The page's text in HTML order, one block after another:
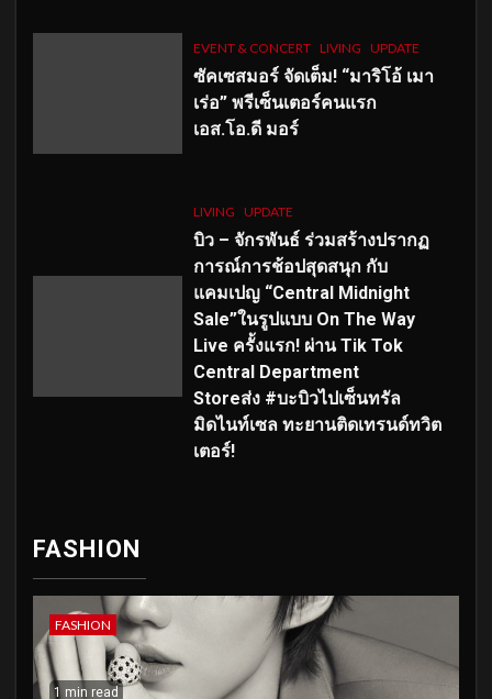
EVENT & CONCERT LIVING UPDATE
ซัคเซสมอร์ จัดเต็ม! “มาริโอ้ เมา
เร่อ” พรีเซ็นเตอร์คนแรก
เอส.โอ.ดี มอร์
LIVING UPDATE
บิว – จักรพันธ์ ร่วมสร้างปรากฏ
การณ์การช้อปสุดสนุก กับ
แคมเปญ “Central Midnight
Sale”ในรูปแบบ On The Way
Live ครั้งแรก! ผ่าน Tik Tok
Central Department
Storeส่ง #บะบิวไปเซ็นทรัล
มิดไนท์เซล ทะยานติดเทรนด์ทวิต
เตอร์!
FASHION
FASHION
1 min read